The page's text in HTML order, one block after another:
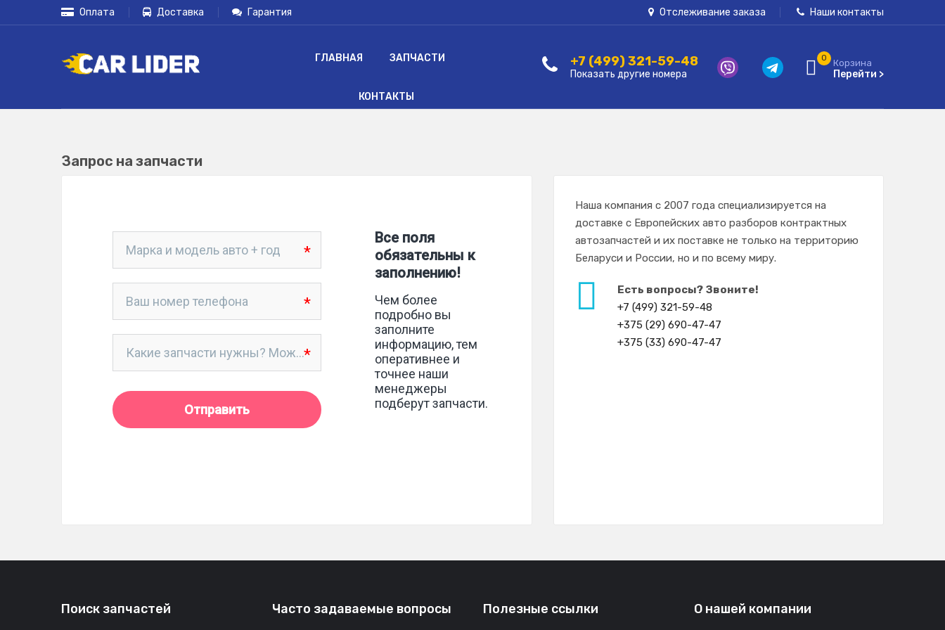
Оплата Доставка Гарантия Отслеживание заказа Наши контакты
ГЛАВНАЯ ЗАПЧАСТИ
КОНТАКТЫ
+7 (499) 321-59-48
Показать другие номера
0 Корзина
Перейти >
Запрос на запчасти
Наша компания с 2007 года специализируется на
доставке с Европейских авто разборов контрактных
автозапчастей и их поставке не только на территорию
Беларуси и России, но и по всему миру.
Есть вопросы? Звоните!
+7 (499) 321-59-48
+375 (29) 690-47-47
+375 (33) 690-47-47
Поиск запчастей Часто задаваемые вопросы Полезные ссылки О нашей компании